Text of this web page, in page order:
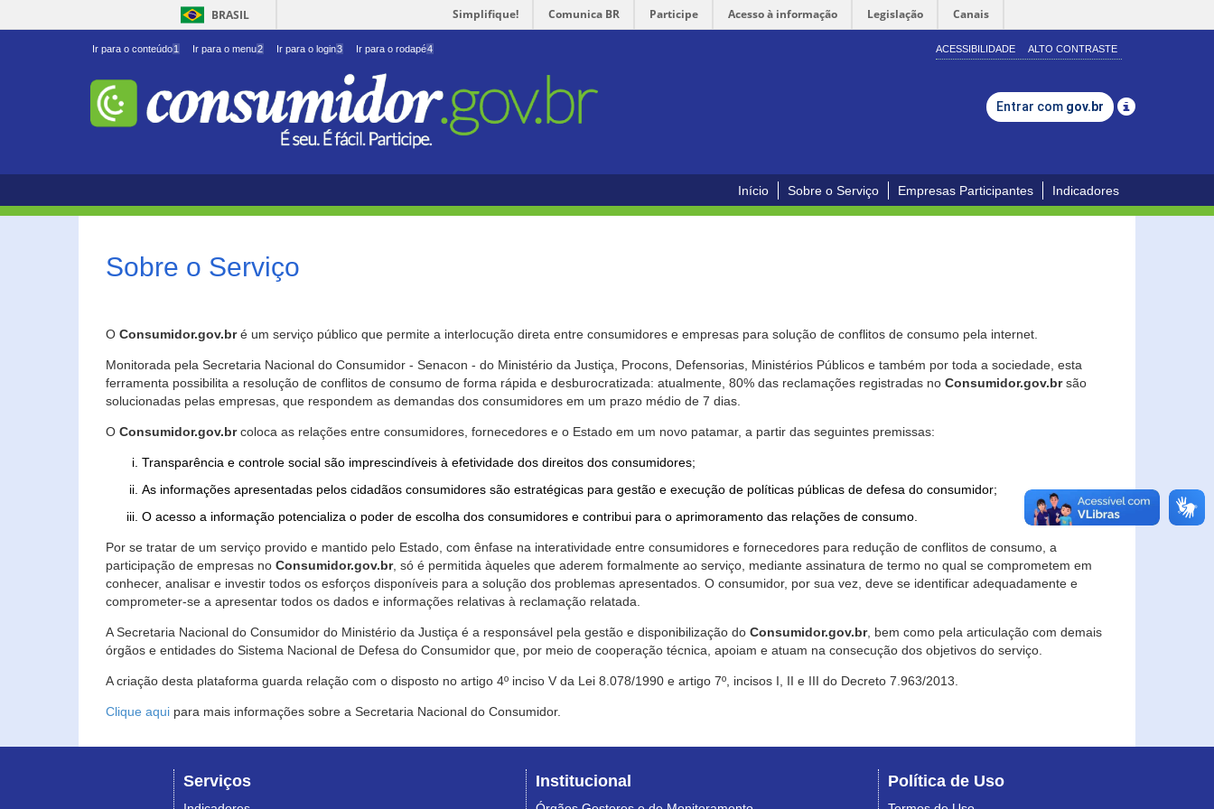
BRASIL Simplifique! Comunica BR Participe Acesso à informação Legislação Canais
Ir para o conteúdo1 Ir para o menu2 Ir para o login3 Ir para o rodapé4 ACESSIBILIDADE ALTO CONTRASTE
Entrar com gov.br
Início Sobre o Serviço Empresas Participantes Indicadores
Sobre o Serviço
O Consumidor.gov.bré um serviço público que permite a interlocução direta entre consumidores e empresas para solução de conflitos de consumo pela internet.
Monitorada pela Secretaria Nacional do Consumidor - Senacon - do Ministério da Justiça, Procons, Defensorias, Ministérios Públicos e também por toda a sociedade, esta
ferramenta possibilita a resolução de conflitos de consumo de forma rápida e desburocratizada: atualmente, 80% das reclamações registradas no Consumidor.gov.brsão
solucionadas pelas empresas, que respondem as demandas dos consumidores em um prazo médio de 7 dias.
O Consumidor.gov.brcoloca as relações entre consumidores, fornecedores e o Estado em um novo patamar, a partir das seguintes premissas:
Transparência e controle social são imprescindíveis à efetividade dos direitos dos consumidores;
As informações apresentadas pelos cidadãos consumidores são estratégicas para gestão e execução de políticas públicas de defesa do consumidor;
O acesso a informação potencializa o poder de escolha dos consumidores e contribui para o aprimoramento das relações de consumo.
Por se tratar de um serviço provido e mantido pelo Estado, com ênfase na interatividade entre consumidores e fornecedores para redução de conflitos de consumo, a
participação de empresas no Consumidor.gov.br, só é permitida àqueles que aderem formalmente ao serviço, mediante assinatura de termo no qual se comprometem em
conhecer, analisar e investir todos os esforços disponíveis para a solução dos problemas apresentados. O consumidor, por sua vez, deve se identificar adequadamente e
comprometer-se a apresentar todos os dados e informações relativas à reclamação relatada.
A Secretaria Nacional do Consumidor do Ministério da Justiça é a responsável pela gestão e disponibilização do Consumidor.gov.br, bem como pela articulação com demais
órgãos e entidades do Sistema Nacional de Defesa do Consumidor que, por meio de cooperação técnica, apoiam e atuam na consecução dos objetivos do serviço.
A criação desta plataforma guarda relação com o disposto no artigo 4º inciso V da Lei 8.078/1990 e artigo 7º, incisos I, II e III do Decreto 7.963/2013.
Clique aqui para mais informações sobre a Secretaria Nacional do Consumidor.
Serviços Institucional Política de Uso